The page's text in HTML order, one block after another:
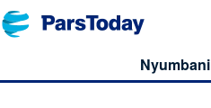
Nyumbani